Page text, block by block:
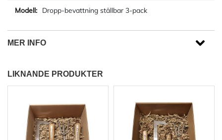
Dropp-bevattning ställbar 3-pack
MER INFO
LIKNANDE PRODUKTER